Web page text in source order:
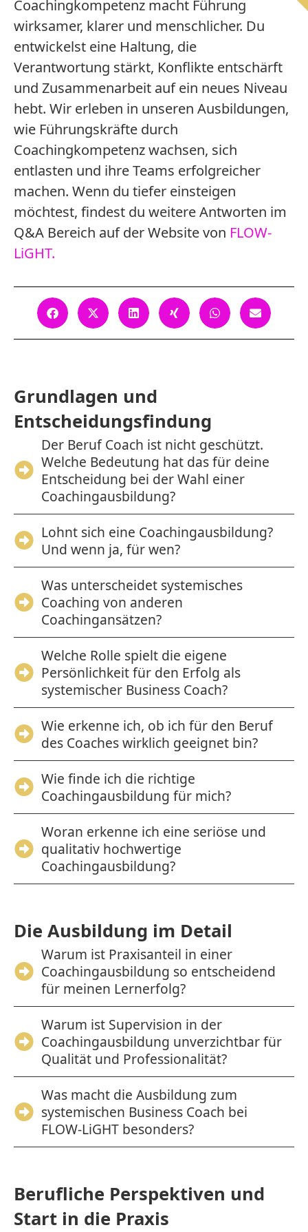
Coachingkompetenz macht Führung
wirksamer, klarer und menschlicher. Du
entwickelst eine Haltung, die
Verantwortung stärkt, Konflikte entschärft
und Zusammenarbeit auf ein neues Niveau
hebt. Wir erleben in unseren Ausbildungen,
wie Führungskräfte durch
Coachingkompetenz wachsen, sich
entlasten und ihre Teams erfolgreicher
machen. Wenn du tiefer einsteigen
möchtest, findest du weitere Antworten im
Q&A Bereich auf der Website von FLOW-
LiGHT.
Grundlagen und
Entscheidungsfindung
Der Beruf Coach ist nicht geschützt.
Welche Bedeutung hat das für deine
Entscheidung bei der Wahl einer
Coachingausbildung?
Lohnt sich eine Coachingausbildung?
Und wenn ja, für wen?
Was unterscheidet systemisches
Coaching von anderen
Coachingansätzen?
Welche Rolle spielt die eigene
Persönlichkeit für den Erfolg als
systemischer Business Coach?
Wie erkenne ich, ob ich für den Beruf
des Coaches wirklich geeignet bin?
Wie finde ich die richtige
Coachingausbildung für mich?
Woran erkenne ich eine seriöse und
qualitativ hochwertige
Coachingausbildung?
Die Ausbildung im Detail
Warum ist Praxisanteil in einer
Coachingausbildung so entscheidend
für meinen Lernerfolg?
Warum ist Supervision in der
Coachingausbildung unverzichtbar für
Qualität und Professionalität?
Was macht die Ausbildung zum
systemischen Business Coach bei
FLOW-LiGHT besonders?
Berufliche Perspektiven und
Start in die Praxis